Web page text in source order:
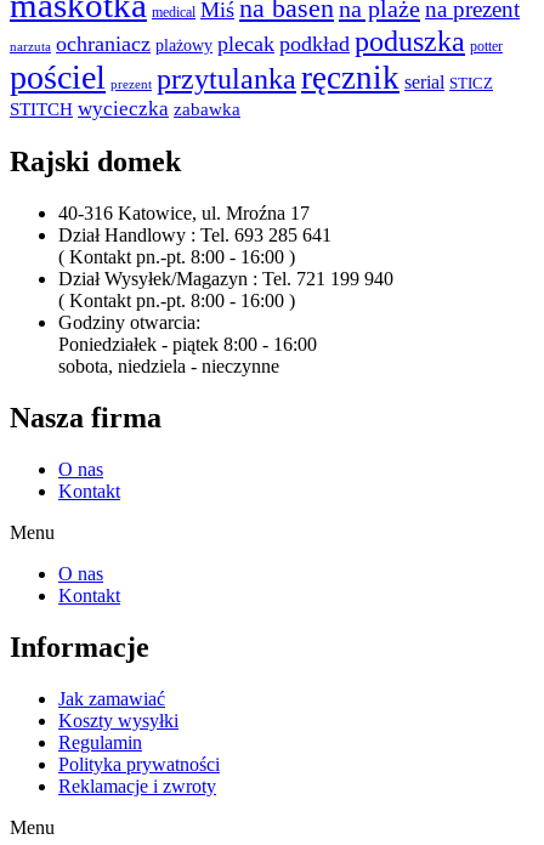
medical Miś na basenna plażena prezent
narzuta ochraniacz plażowy plecak podkład poduszka potter
pościel prezent przytulankaręcznik serial STICZ
STITCH wycieczka zabawka
Rajski domek
40-316 Katowice, ul. Mroźna 17
Dział Handlowy : Tel. 693 285 641
( Kontakt pn.-pt. 8:00 - 16:00 )
Dział Wysyłek/Magazyn : Tel. 721 199 940
( Kontakt pn.-pt. 8:00 - 16:00 )
Godziny otwarcia:
Poniedziałek - piątek 8:00 - 16:00
sobota, niedziela - nieczynne
Nasza firma
O nas
Kontakt
Menu
O nas
Kontakt
Informacje
Jak zamawiać
Koszty wysyłki
Regulamin
Polityka prywatności
Reklamacje i zwroty
Menu